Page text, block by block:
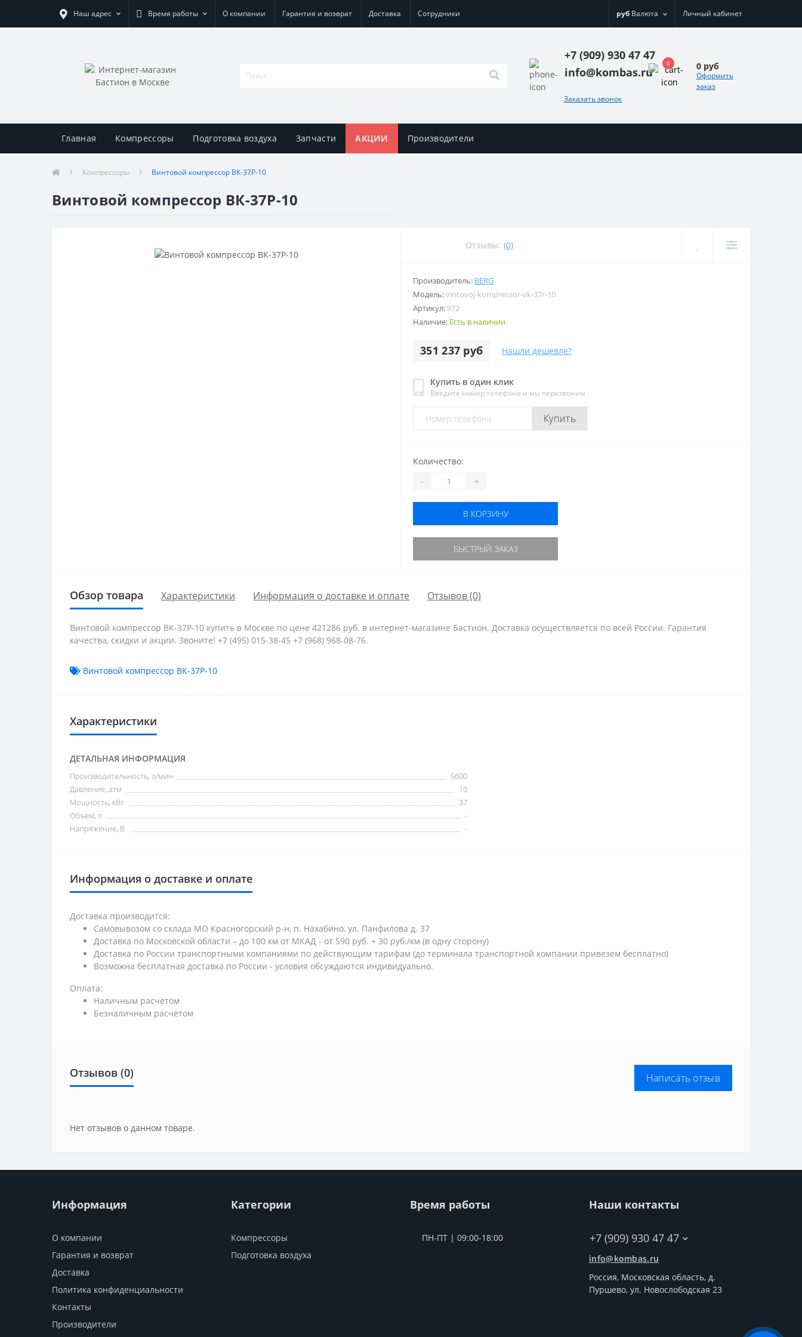
Наш адрес Время работы О компании Гарантия и возврат Доставка Сотрудники руб Валюта Личный кабинет
+7 (909) 930 47 47
info@kombas.ru
Заказать звонок
0 0 руб
Оформить
заказ
Главная Компрессоры Подготовка воздуха Запчасти АКЦИИ Производители
Компрессоры Винтовой компрессор ВК-37Р-10
Винтовой компрессор ВК-37Р-10
Отзывы: (0)
Производитель: BERG
Модель:vintovoj-kompressor-vk-37r-10
Артикул: 972
Наличие: Есть в наличии
351 237 руб Нашли дешевле?
Купить в один клик
Введите номер телефона и мы перезвоним
Купить
Количество:
- +
В КОРЗИНУ
БЫСТРЫЙ ЗАКАЗ
Обзор товара Характеристики Информация о доставке и оплате Отзывов (0)
Винтовой компрессор ВК-37Р-10 купить в Москве по цене 421286 руб. в интернет-магазине Бастион. Доставка осуществляется по всей России. Гарантия
качества, скидки и акции. Звоните! +7 (495) 015-38-45 +7 (968) 968-08-76.
Винтовой компрессор ВК-37Р-10
Характеристики
ДЕТАЛЬНАЯ ИНФОРМАЦИЯ
Производительность, л/мин
5600
Давление, атм
10
Мощность, кВт
37
Объем, л
-
Напряжение, В
-
Информация о доставке и оплате
Доставка производится:
Самовывозом со склада МО Красногорский р-н, п. Нахабино, ул. Панфилова д. 37
Доставка по Московской области – до 100 км от МКАД - от 590 руб. + 30 руб./км (в одну сторону)
Доставка по России транспортными компаниями по действующим тарифам (до терминала транспортной компании привезем бесплатно)
Возможна бесплатная доставка по России - условия обсуждаются индивидуально.
Оплата:
Наличным расчетом
Безналичным расчетом
Отзывов (0) Написать отзыв
Нет отзывов о данном товаре.
Информация
О компании
Гарантия и возврат
Доставка
Политика конфиденциальности
Контакты
Производители
Категории
Компрессоры
Подготовка воздуха
Время работы
ПН-ПТ | 09:00-18:00
Наши контакты
+7 (909) 930 47 47
info@kombas.ru
Россия, Московская область, д.
Пуршево, ул. Новослободская 23